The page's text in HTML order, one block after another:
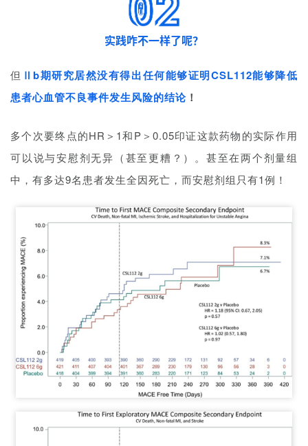
实践咋不一样了呢？
但 Ⅱb期研究居然没有得出任何能够证明CSL112能够降低
患者心血管不良事件发生风险的结论 ！
多个次要终点的HR＞1和P＞0.05印证这款药物的实际作用
可以说与安慰剂无异（甚至更糟？）。甚至在两个剂量组
中，有多达9名患者发生全因死亡，而安慰剂组只有1例！